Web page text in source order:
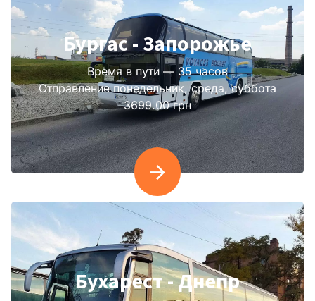
Бургас - Запорожье
Время в пути — 35 часов
Отправление понедельник, среда, суббота
3699.00 грн
Бухарест - Днепр